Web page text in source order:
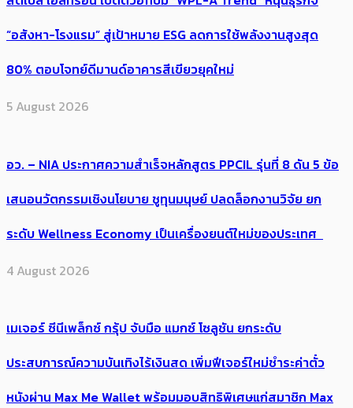
“อสังหา-โรงแรม” สู่เป้าหมาย ESG ลดการใช้พลังงานสูงสุด
80% ตอบโจทย์ดีมานด์อาคารสีเขียวยุคใหม่
5 August 2026
อว. – NIA ประกาศความสำเร็จหลักสูตร PPCIL รุ่นที่ 8 ดัน 5 ข้อ
เสนอนวัตกรรมเชิงนโยบาย ชูทุนมนุษย์ ปลดล็อกงานวิจัย ยก
ระดับ Wellness Economy เป็นเครื่องยนต์ใหม่ของประเทศ
4 August 2026
เมเจอร์ ซีนีเพล็กซ์ กรุ้ป จับมือ แมกซ์ โซลูชัน ยกระดับ
ประสบการณ์ความบันเทิงไร้เงินสด เพิ่มฟีเจอร์ใหม่ชำระค่าตั๋ว
หนังผ่าน Max Me Wallet พร้อมมอบสิทธิพิเศษแก่สมาชิก Max